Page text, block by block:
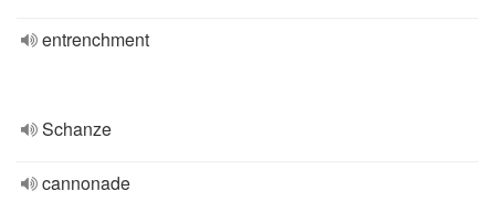
entrenchment
Schanze
cannonade